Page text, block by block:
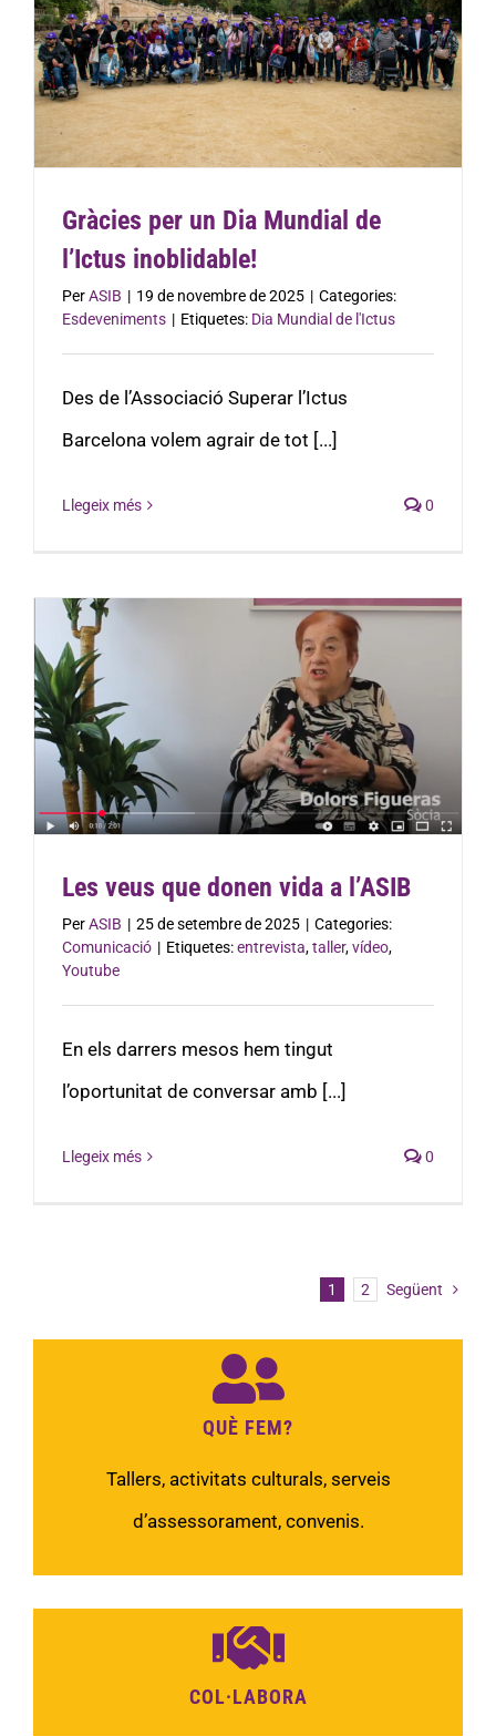
Gràcies per un Dia Mundial de
l’Ictus inoblidable!
PerASIB | 19 de novembre de 2025 | Categories:
Esdeveniments | Etiquetes: Dia Mundial de l'Ictus
Des de l’Associació Superar l’Ictus
Barcelona volem agrair de tot [...]
Llegeix més 0
Les veus que donen vida a l’ASIB
PerASIB | 25 de setembre de 2025 | Categories:
Comunicació | Etiquetes:entrevista,taller,vídeo,
Youtube
En els darrers mesos hem tingut
l’oportunitat de conversar amb [...]
Llegeix més 0
1 2 Següent
QUÈ FEM?
Tallers, activitats culturals, serveis
d’assessorament, convenis.
COL·LABORA